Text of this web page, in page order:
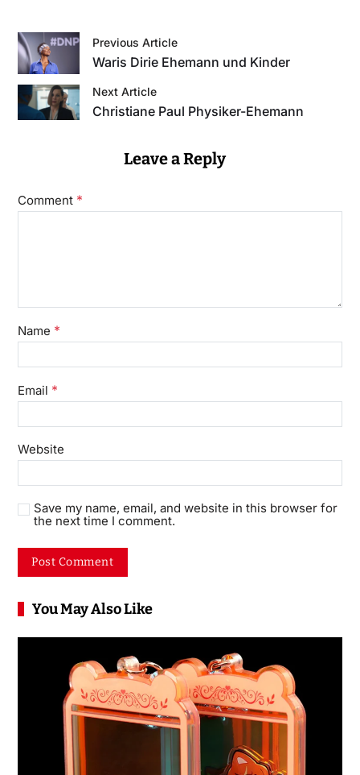
Previous Article
Waris Dirie Ehemann und Kinder
Next Article
Christiane Paul Physiker-Ehemann
Leave a Reply
Comment *
Name *
Email *
Website
Save my name, email, and website in this browser for
the next time I comment.
You May Also Like